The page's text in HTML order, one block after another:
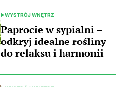
POSTED
IN
WYSTRÓJ WNĘTRZ
Paprocie w sypialni –
odkryj idealne rośliny
do relaksu i harmonii